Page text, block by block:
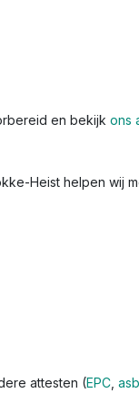
en bekijk ons
Heist helpen wij
attesten (EPC